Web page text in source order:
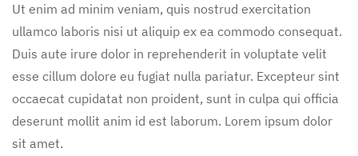
Ut enim ad minim veniam, quis nostrud exercitation
ullamco laboris nisi ut aliquip ex ea commodo consequat.
Duis aute irure dolor in reprehenderit in voluptate velit
esse cillum dolore eu fugiat nulla pariatur. Excepteur sint
occaecat cupidatat non proident, sunt in culpa qui officia
deserunt mollit anim id est laborum. Lorem ipsum dolor
sit amet.